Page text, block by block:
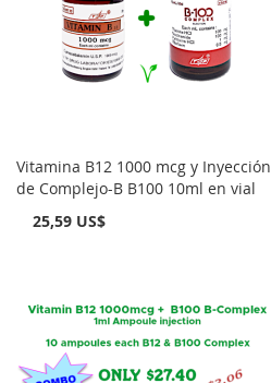
Vitamina B12 1000 mcg y Inyección
de Complejo-B B100 10ml en vial
25,59 US$